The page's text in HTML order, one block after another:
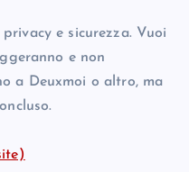
e sicurezza. Vuoi
e non
a Deuxmoi o altro, ma